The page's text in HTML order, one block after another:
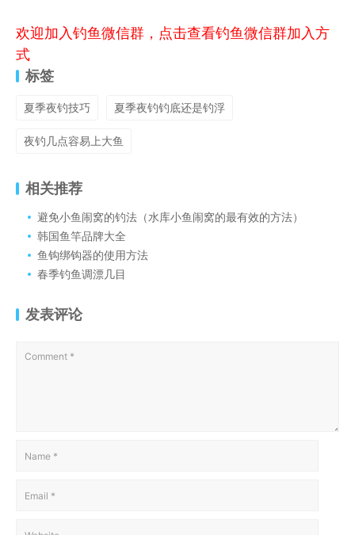
欢迎加入钓鱼微信群，点击查看钓鱼微信群加入方
式
标签
夏季夜钓技巧 夏季夜钓钓底还是钓浮
夜钓几点容易上大鱼
相关推荐
避免小鱼闹窝的钓法（水库小鱼闹窝的最有效的方法）
韩国鱼竿品牌大全
鱼钩绑钩器的使用方法
春季钓鱼调漂几目
发表评论